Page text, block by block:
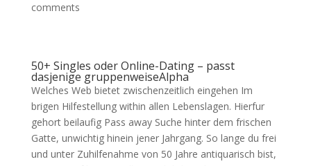
comments
50+ Singles oder Online-Dating – passt
dasjenige gruppenweiseAlpha
Welches Web bietet zwischenzeitlich eingehen Im
brigen Hilfestellung within allen Lebenslagen. Hierfur
gehort beilaufig Pass away Suche hinter dem frischen
Gatte, unwichtig hinein jener Jahrgang. So lange du frei
und unter Zuhilfenahme von 50 Jahre antiquarisch bist,